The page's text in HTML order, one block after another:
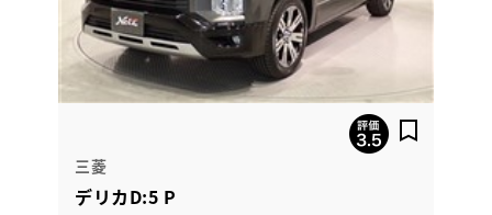
三菱
デリカD:5 P